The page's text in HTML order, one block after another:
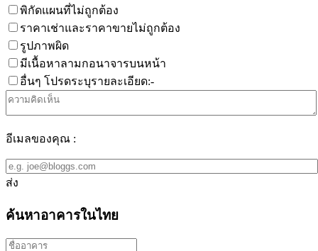
พิกัดแผนที่ไม่ถูกต้อง
ราคาเช่าและราคาขายไม่ถูกต้อง
รูปภาพผิด
มีเนื้อหาลามกอนาจารบนหน้า
อื่นๆ โปรดระบุรายละเอียด:-
อีเมลของคุณ :
ส่ง
ค้นหาอาคารในไทย